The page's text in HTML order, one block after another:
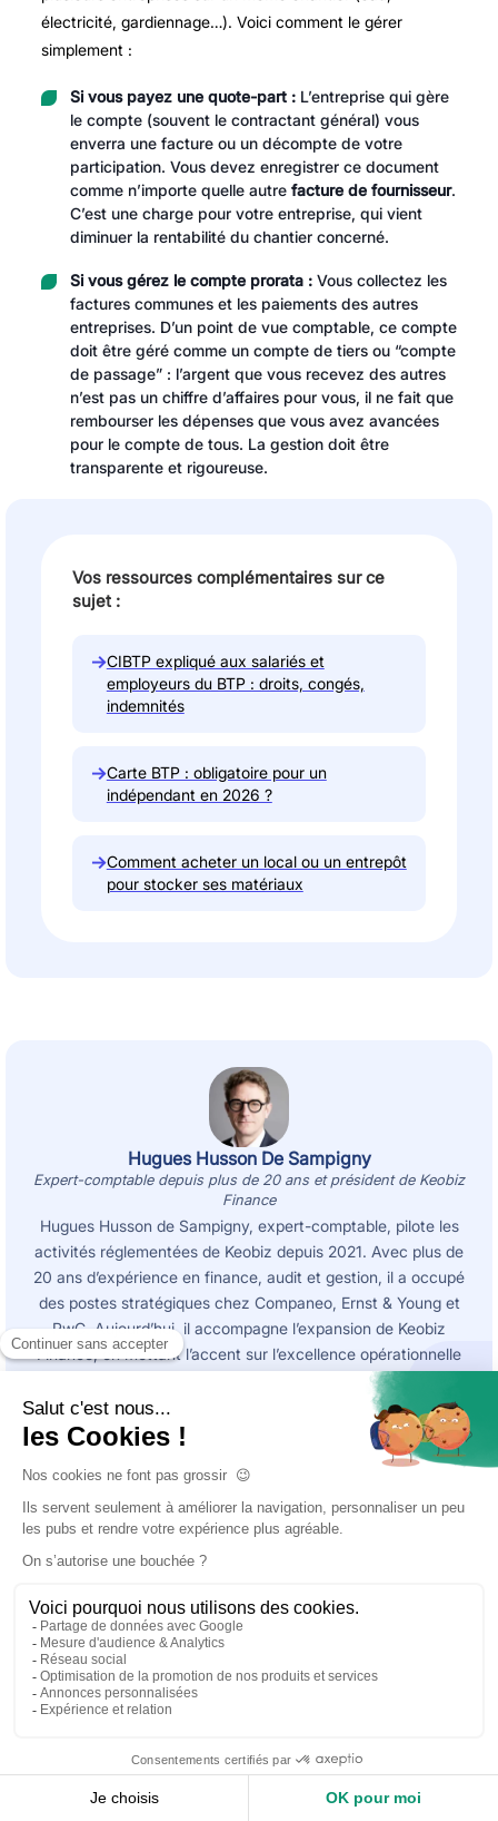
électricité, gardiennage…). Voici comment le gérer
simplement :
Si vous payez une quote-part :L’entreprise qui gère
le compte (souvent le contractant général) vous
enverra une facture ou un décompte de votre
participation. Vous devez enregistrer ce document
comme n’importe quelle autre facture de fournisseur.
C’est une charge pour votre entreprise, qui vient
diminuer la rentabilité du chantier concerné.
Si vous gérez le compte prorata :Vous collectez les
factures communes et les paiements des autres
entreprises. D’un point de vue comptable, ce compte
doit être géré comme un compte de tiers ou “compte
de passage” : l’argent que vous recevez des autres
n’est pas un chiffre d’affaires pour vous, il ne fait que
rembourser les dépenses que vous avez avancées
pour le compte de tous. La gestion doit être
transparente et rigoureuse.
Vos ressources complémentaires sur ce
sujet :
→CIBTP expliqué aux salariés et
employeurs du BTP : droits, congés,
indemnités
→Carte BTP : obligatoire pour un
indépendant en 2026 ?
→Comment acheter un local ou un entrepôt
pour stocker ses matériaux
Hugues Husson De Sampigny
Expert-comptable depuis plus de 20 ans et président de Keobiz
Finance
Hugues Husson de Sampigny, expert-comptable, pilote les
activités réglementées de Keobiz depuis 2021. Avec plus de
20 ans d’expérience en finance, audit et gestion, il a occupé
des postes stratégiques chez Companeo, Ernst & Young et
PwC. Aujourd’hui, il accompagne l’expansion de Keobiz
Finance, en mettant l’accent sur l’excellence opérationnelle
Étape précédente
Comment trouver une
on se lance